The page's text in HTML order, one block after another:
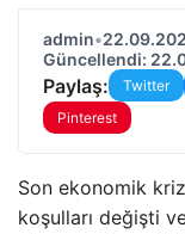
admin•
Güncellendi:
Paylaş: Twitter
Pinterest
Son ekonomik
koşulları değişti